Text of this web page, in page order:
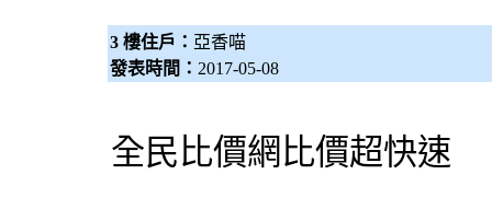
3 樓住戶： 亞香喵
發表時間： 2017-05-08
全民比價網 比價超快速